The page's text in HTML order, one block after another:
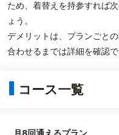
ため、着替えを持参すれば
ょう。
デメリットは、プランごと
合わせるまでは詳細を確認で
コース一覧
月8回通えるプラン